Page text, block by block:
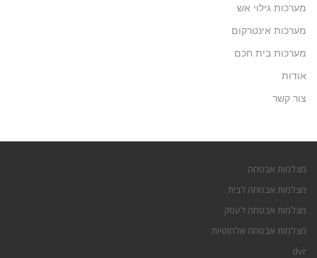
מערכות גילוי אש
מערכות אינטרקום
מערכות בית חכם
אודות
צור קשר
מצלמות אבטחה
מצלמות אבטחה לבית
מצלמות אבטחה לעסק
מצלמות אבטחה אלחוטיות
dvr